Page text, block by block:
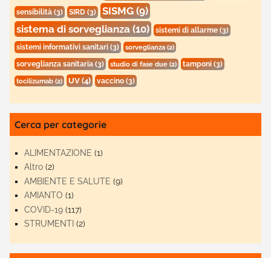
sensibilità(3) SIRD(3) SISMG(9)
sistema di sorveglianza(10) sistemi di allarme(3)
sistemi informativi sanitari(3) sorveglianza(2)
sorveglianza sanitaria(3) studio di fase due(2) tamponi(3)
tocilizumab(2) UV(4) vaccino(3)
Cerca per categorie
ALIMENTAZIONE (1)
Altro (2)
AMBIENTE E SALUTE (9)
AMIANTO (1)
COVID-19 (117)
STRUMENTI (2)